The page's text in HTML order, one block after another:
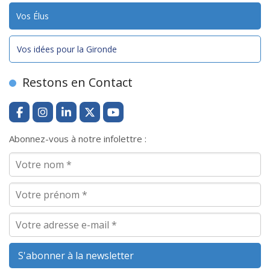
Vos Élus
Vos idées pour la Gironde
Restons en Contact
Abonnez-vous à notre infolettre :